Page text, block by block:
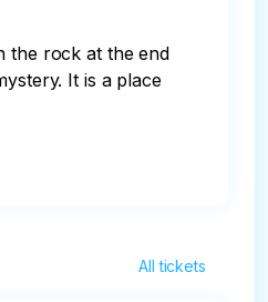
the rock at the end
It is a place
All tickets